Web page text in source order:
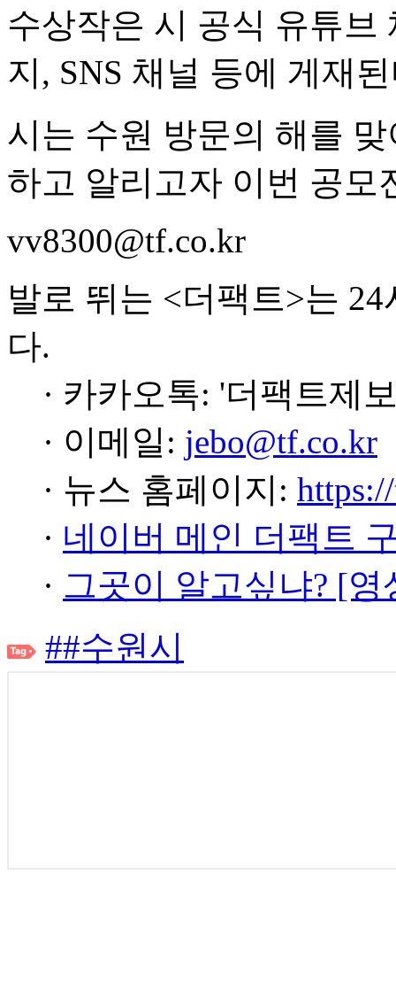
수상작은 시 공식 유튜브
지, SNS 채널 등에 게재
시는 수원 방문의 해를
하고 알리고자 이번 공모
vv8300@tf.co.kr
발로 뛰는 <더팩트>는
다.
· 카카오톡: '더팩트제
· 이메일: jebo@tf.co.kr
· 뉴스 홈페이지:
· 네이버 메인 더팩트
· 그곳이 알고싶냐? [
##수원시